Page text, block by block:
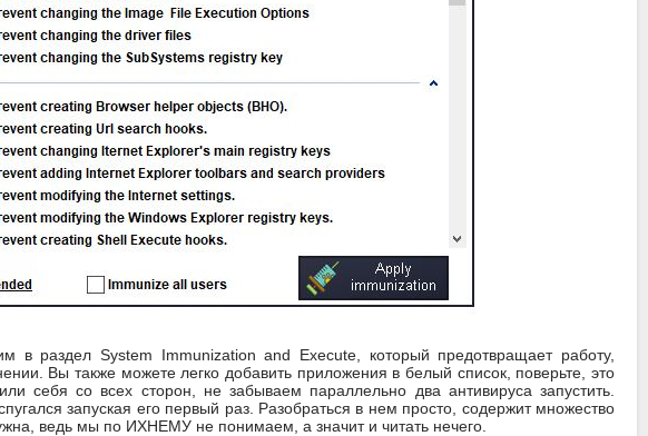
в раздел System Immunization and Execute, который предотвращает работу,
Вы также можете легко добавить приложения в белый список, поверьте, это
себя со всех сторон, не забываем параллельно два антивируса запустить.
запуская его первый раз. Разобраться в нем просто, содержит множество
ведь мы по ИХНЕМУ не понимаем, а значит и читать нечего.